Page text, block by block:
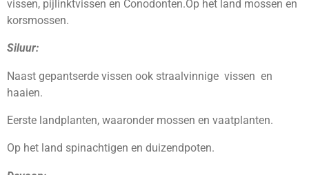
vissen, pijlinktvissen en Conodonten.Op het land mossen en
korsmossen.
Siluur:
Naast gepantserde vissen ook straalvinnige vissen en
haaien.
Eerste landplanten, waaronder mossen en vaatplanten.
Op het land spinachtigen en duizendpoten.